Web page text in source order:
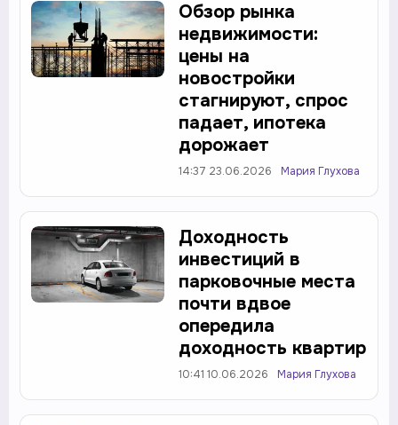
Обзор рынка
недвижимости:
цены на
новостройки
стагнируют, спрос
падает, ипотека
дорожает
14:37 23.06.2026 Мария Глухова
Доходность
инвестиций в
парковочные места
почти вдвое
опередила
доходность квартир
10:41 10.06.2026 Мария Глухова